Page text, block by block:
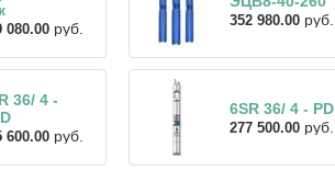
080.00 руб. 352 980.00 руб.
36/ 4 -
600.00 руб.
6SR 36/ 4 - PD
277 500.00 руб.